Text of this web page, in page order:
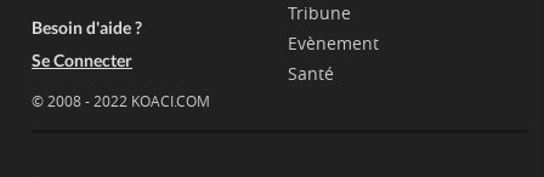
Besoin d'aide ?
Se Connecter
© 2008 - 2022 KOACI.COM
Tribune
Evènement
Santé